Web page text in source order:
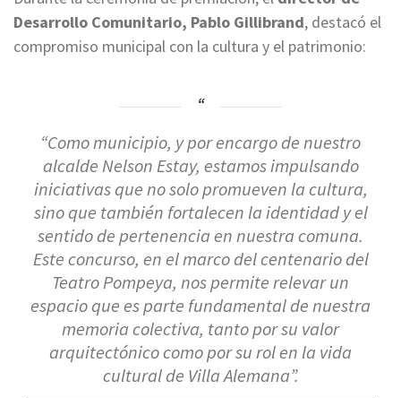
Desarrollo Comunitario, Pablo Gillibrand, destacó el
compromiso municipal con la cultura y el patrimonio:
“Como municipio, y por encargo de nuestro
alcalde Nelson Estay, estamos impulsando
iniciativas que no solo promueven la cultura,
sino que también fortalecen la identidad y el
sentido de pertenencia en nuestra comuna.
Este concurso, en el marco del centenario del
Teatro Pompeya, nos permite relevar un
espacio que es parte fundamental de nuestra
memoria colectiva, tanto por su valor
arquitectónico como por su rol en la vida
cultural de Villa Alemana”.